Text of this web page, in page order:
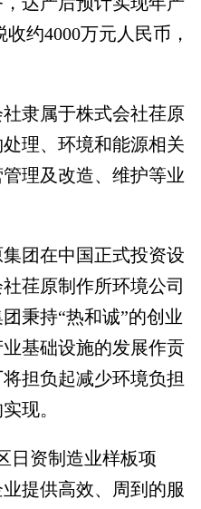
约4000万元人民币，
隶属于株式会社荏原
理、环境和能源相关
理及改造、维护等业
团在中国正式投资设
荏原制作所环境公司
秉持“热和诚”的创业
基础设施的发展作贡
担负起减少环境负担
现。
资制造业样板项
提供高效、周到的服